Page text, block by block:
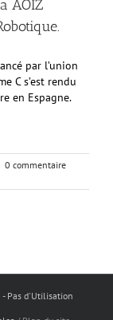
AOIZ
par l’union
C s’est rendu
en Espagne.
0 commentaire
Pas d'Utilisation